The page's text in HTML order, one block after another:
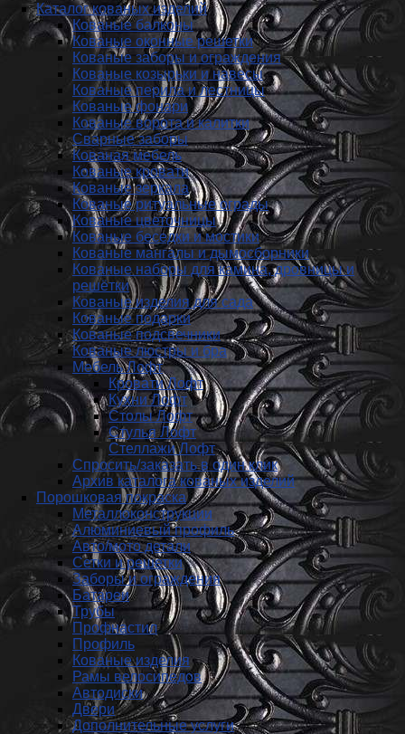
Каталог кованых изделий
Кованые балконы
Кованые оконные решетки
Кованые заборы и ог­ражде­ния
Кованые козырьки и навесы
Кованые перила и лестницы
Кованые фонари
Кованые ворота и калитки
Сварные заборы
Кованая мебель
Кованые кровати
Кованые зеркала
Кованые ритуальные ограды
Кованые цветочницы
Кованые беседки и мостики
Кованые мангалы и дымосборники
Кованые наборы для камина, дровницы и
решётки
Кованые изделия для сада
Кованые подарки
Кованые подсвечники
Кованые люстры и бра
Мебель Лофт
Кровати Лофт
Кухни Лофт
Столы Лофт
Стулья Лофт
Стеллажи Лофт
Спросить/заказать в один клик
Архив каталога кованых изделий
Порошковая покраска
Металлоконструкции
Алюминиевый профиль
Авто/мото детали
Сетки и решетки
Заборы и ограждения
Батареи
Трубы
Профнастил
Профиль
Кованые изделия
Рамы велосипедов
Автодиски
Двери
Дополнительные услуги